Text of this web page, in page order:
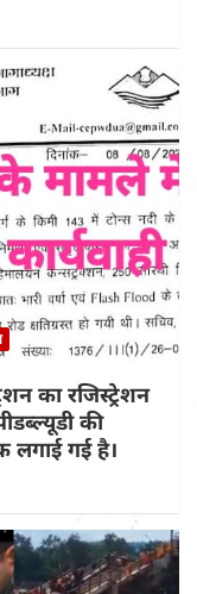
का रजिस्ट्रेशन
की
लगाई गई है।